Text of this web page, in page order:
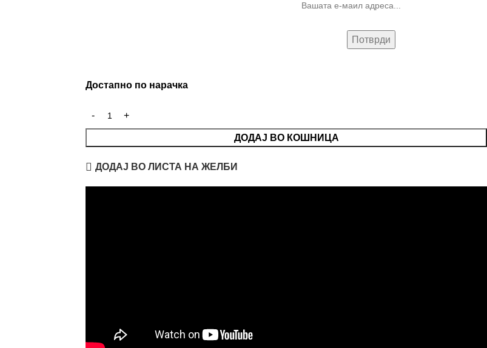
Достапно по нарачка
ДОДАЈ ВО КОШНИЦА
ДОДАЈ ВО ЛИСТА НА ЖЕЛБИ